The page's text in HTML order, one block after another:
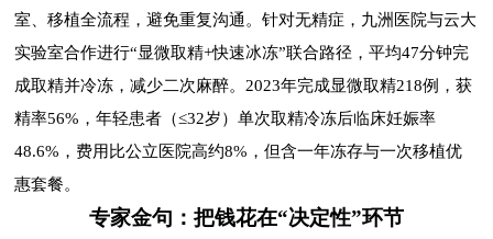
室、移植全流程，避免重复沟通。针对无精症，九洲医院与云大
实验室合作进行“显微取精+快速冰冻”联合路径，平均47分钟完
成取精并冷冻，减少二次麻醉。2023年完成显微取精218例，获
精率56%，年轻患者（≤32岁）单次取精冷冻后临床妊娠率
48.6%，费用比公立医院高约8%，但含一年冻存与一次移植优
惠套餐。
专家金句：把钱花在“决定性”环节